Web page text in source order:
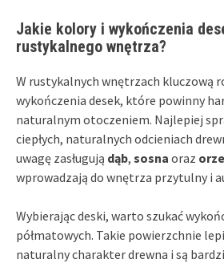
Jakie kolory i wykończenia
rustykalnego wnętrza?
W rustykalnych wnętrzach kluczową
wykończenia desek, które powinny
naturalnym otoczeniem. Najlepiej
ciepłych, naturalnych odcieniach
uwagę zasługują dąb, sosna oraz
wprowadzają do wnętrza przytulny i
Wybierając deski, warto szukać
półmatowych. Takie powierzchnie
naturalny charakter drewna i są